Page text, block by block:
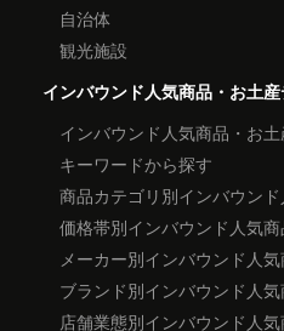
自治体
観光施設
インバウンド人気商品・お土産
インバウンド人気商品・お
キーワードから探す
商品カテゴリ別インバウン
価格帯別インバウンド人気
メーカー別インバウンド人
ブランド別インバウンド人
店舗業態別インバウンド人